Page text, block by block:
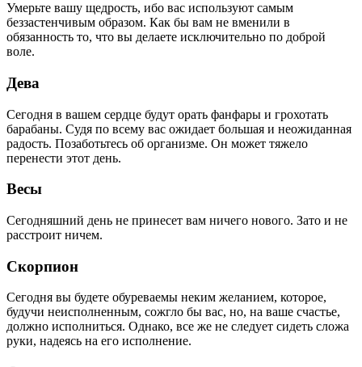
Умерьте вашу щедрость, ибо вас используют самым
беззастенчивым образом. Как бы вам не вменили в
обязанность то, что вы делаете исключительно по доброй
воле.
Дева
Сегодня в вашем сердце будут орать фанфары и грохотать
барабаны. Судя по всему вас ожидает большая и неожиданная
радость. Позаботьтесь об организме. Он может тяжело
перенести этот день.
Весы
Сегодняшний день не принесет вам ничего нового. Зато и не
расстроит ничем.
Скорпион
Сегодня вы будете обуреваемы неким желанием, которое,
будучи неисполненным, сожгло бы вас, но, на ваше счастье,
должно исполниться. Однако, все же не следует сидеть сложа
руки, надеясь на его исполнение.